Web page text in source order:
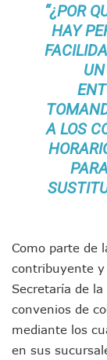
“¿POR
HAY
A LOS
Como parte de
contribuyente y
Secretaría de la
convenios de
mediante los
en sus